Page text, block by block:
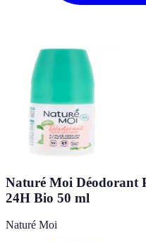
Naturé Moi Déodorant
24H Bio 50 ml
Naturé Moi